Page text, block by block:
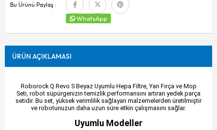
Bu Ürünü Paylaş :
WhatsApp
ÜRÜN AÇIKLAMASI
Roborock Q Revo S Beyaz Uyumlu Hepa Filtre, Yan Fırça ve Mop
Seti, robot süpürgenizin temizlik performansını artıran yedek parça
setidir. Bu set, yüksek verimlilik sağlayan malzemelerden üretilmiştir
ve robotunuzun daha uzun süre etkin çalışmasını sağlar.
Uyumlu Modeller